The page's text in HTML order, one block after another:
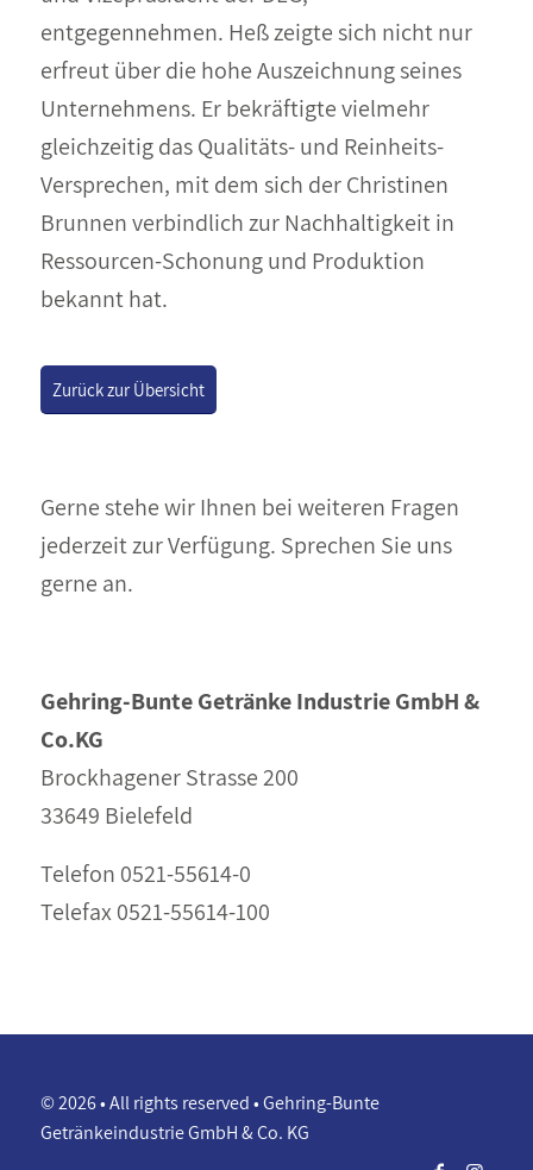
entgegennehmen. Heß zeigte sich nicht nur
erfreut über die hohe Auszeichnung seines
Unternehmens. Er bekräftigte vielmehr
gleichzeitig das Qualitäts- und Reinheits-
Versprechen, mit dem sich der Christinen
Brunnen verbindlich zur Nachhaltigkeit in
Ressourcen-Schonung und Produktion
bekannt hat.
Zurück zur Übersicht
Gerne stehe wir Ihnen bei weiteren Fragen
jederzeit zur Verfügung. Sprechen Sie uns
gerne an.
Gehring-BunteGetränke Industrie GmbH &
Co.KG
Brockhagener Strasse 200
33649 Bielefeld
Telefon 0521-55614-0
Telefax 0521-55614-100
© 2026 • All rights reserved • Gehring-Bunte
Getränkeindustrie GmbH & Co. KG